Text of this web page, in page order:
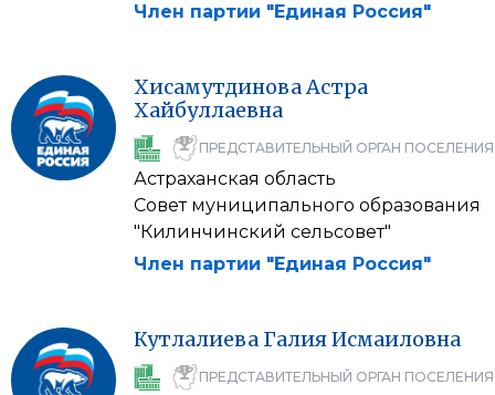
Член партии "Единая Россия"
ХисамутдиноваАстра
Хайбуллаевна
ПРЕДСТАВИТЕЛЬНЫЙ ОРГАН ПОСЕЛЕНИЯ
Астраханская область
Совет муниципального образования
"Килинчинский сельсовет"
Член партии "Единая Россия"
Кутлалиева ГалияИсмаиловна
ПРЕДСТАВИТЕЛЬНЫЙ ОРГАН ПОСЕЛЕНИЯ